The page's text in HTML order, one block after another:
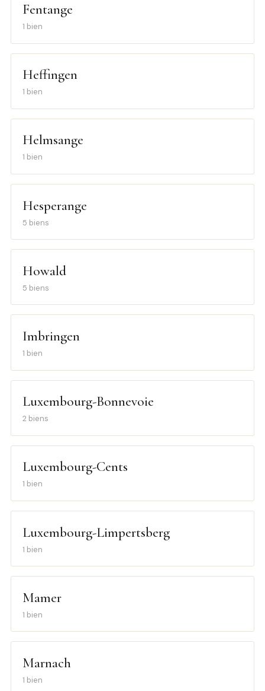
Fentange
1 bien
Heffingen
1 bien
Helmsange
1 bien
Hesperange
5 biens
Howald
5 biens
Imbringen
1 bien
Luxembourg-Bonnevoie
2 biens
Luxembourg-Cents
1 bien
Luxembourg-Limpertsberg
1 bien
Mamer
1 bien
Marnach
1 bien